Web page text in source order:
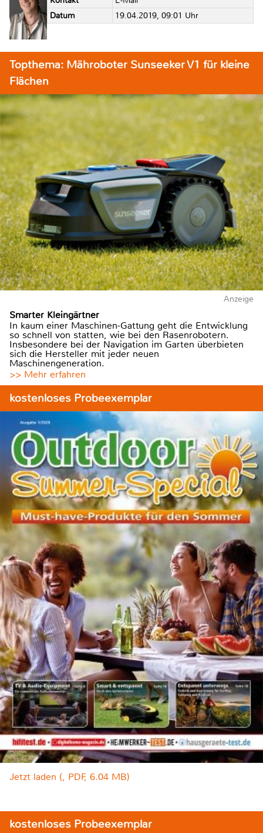
Datum
19.04.2019, 09:01 Uhr
Topthema: Mähroboter Sunseeker V1 für kleine
Flächen
Anzeige
Smarter Kleingärtner
In kaum einer Maschinen-Gattung geht die Entwicklung
so schnell von statten, wie bei den Rasenrobotern.
Insbesondere bei der Navigation im Garten überbieten
sich die Hersteller mit jeder neuen
Maschinengeneration.
>> Mehr erfahren
kostenloses Probeexemplar
Jetzt laden (, PDF, 6.04 MB)
kostenloses Probeexemplar